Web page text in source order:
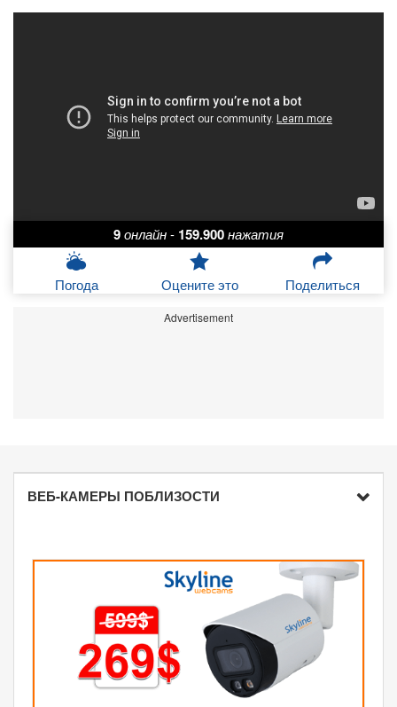
9онлайн- 159.900нажатия
Погода Оцените это Поделиться
Advertisement
ВЕБ-КАМЕРЫ ПОБЛИЗОСТИ